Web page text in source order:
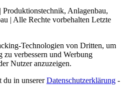
Anlagenbau,
| Alle Rechte vorbehalten Letzte
Technologien von Dritten, um
zu verbessern und Werbung
Nutzer anzuzeigen.
du in unsererDaten­schutz­erklärung -